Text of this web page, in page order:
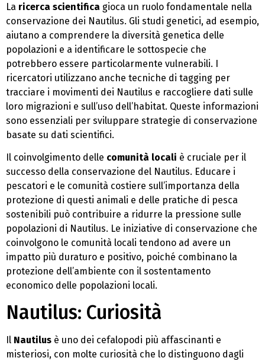
La ricerca scientifica gioca un ruolo fondamentale nella
conservazione dei Nautilus. Gli studi genetici, ad esempio,
aiutano a comprendere la diversità genetica delle
popolazioni e a identificare le sottospecie che
potrebbero essere particolarmente vulnerabili. I
ricercatori utilizzano anche tecniche di tagging per
tracciare i movimenti dei Nautilus e raccogliere dati sulle
loro migrazioni e sull’uso dell’habitat. Queste informazioni
sono essenziali per sviluppare strategie di conservazione
basate su dati scientifici.
Il coinvolgimento delle comunità locali è cruciale per il
successo della conservazione del Nautilus. Educare i
pescatori e le comunità costiere sull’importanza della
protezione di questi animali e delle pratiche di pesca
sostenibili può contribuire a ridurre la pressione sulle
popolazioni di Nautilus. Le iniziative di conservazione che
coinvolgono le comunità locali tendono ad avere un
impatto più duraturo e positivo, poiché combinano la
protezione dell’ambiente con il sostentamento
economico delle popolazioni locali.
Nautilus: Curiosità
Il Nautilus è uno dei cefalopodi più affascinanti e
misteriosi, con molte curiosità che lo distinguono dagli